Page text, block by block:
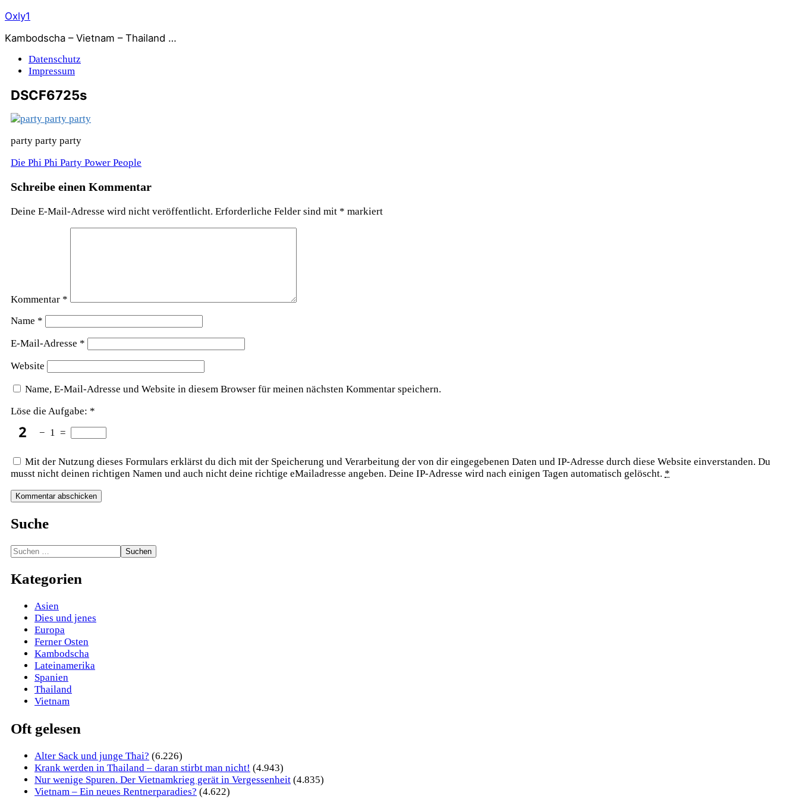
Zum
springen
Oxly1
Kambodscha – Vietnam – Thailand …
Datenschutz
Impressum
DSCF6725s
party party party
Beitragsnavigation
Die Phi Phi Party Power People
Schreibe einen Kommentar
Deine E-Mail-Adresse wird nicht veröffentlicht. Erforderliche Felder sind mit * markiert
Kommentar *
Name *
E-Mail-Adresse *
Website
Name, E-Mail-Adresse und Website in diesem Browser für meinen nächsten Kommentar speichern.
Löse die Aufgabe: *
− 1 =
Mit der Nutzung dieses Formulars erklärst du dich mit der Speicherung und Verarbeitung der von dir eingegebenen Daten und IP-Adresse durch diese Website einverstanden. Du
musst nicht deinen richtigen Namen und auch nicht deine richtige eMailadresse angeben. Deine IP-Adresse wird nach einigen Tagen automatisch gelöscht. *
Suche
Suchen
Kategorien
Asien
Dies und jenes
Europa
Ferner Osten
Kambodscha
Lateinamerika
Spanien
Thailand
Vietnam
Oft gelesen
Alter Sack und junge Thai? (6.226)
Krank werden in Thailand – daran stirbt man nicht! (4.943)
Nur wenige Spuren. Der Vietnamkrieg gerät in Vergessenheit (4.835)
Vietnam – Ein neues Rentnerparadies? (4.622)